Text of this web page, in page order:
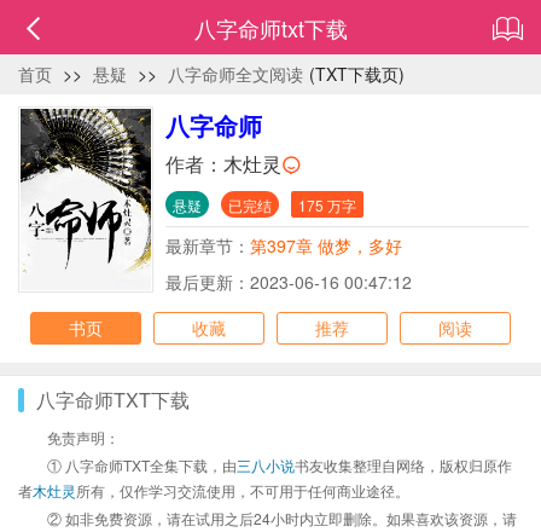
八字命师txt下载
首页 >> 悬疑 >> 八字命师全文阅读 (TXT下载页)
八字命师
作者： 木灶灵
悬疑 已完结 175 万字
最新章节： 第397章 做梦，多好
最后更新：2023-06-16 00:47:12
书页
收藏 推荐 阅读
八字命师TXT下载
免责声明：
① 八字命师TXT全集下载，由三八小说书友收集整理自网络，版权归原作
者木灶灵所有，仅作学习交流使用，不可用于任何商业途径。
② 如非免费资源，请在试用之后24小时内立即删除。如果喜欢该资源，请